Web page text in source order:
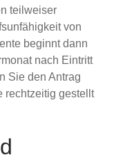
teilweiser
von
beginnt dann
nach Eintritt
Sie den Antrag
rechtzeitig gestellt